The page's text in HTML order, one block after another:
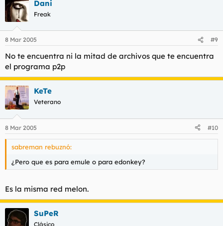
Dani
Freak
8 Mar 2005 #9
No te encuentra ni la mitad de archivos que te encuentra
el programa p2p
KeTe
Veterano
8 Mar 2005 #10
sabreman rebuznó:
¿Pero que es para emule o para edonkey?
Es la misma red melon.
SuPeR
Clásico